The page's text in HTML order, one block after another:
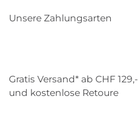
Unsere Zahlungsarten
Gratis Versand* ab CHF 129,-
und kostenlose Retoure